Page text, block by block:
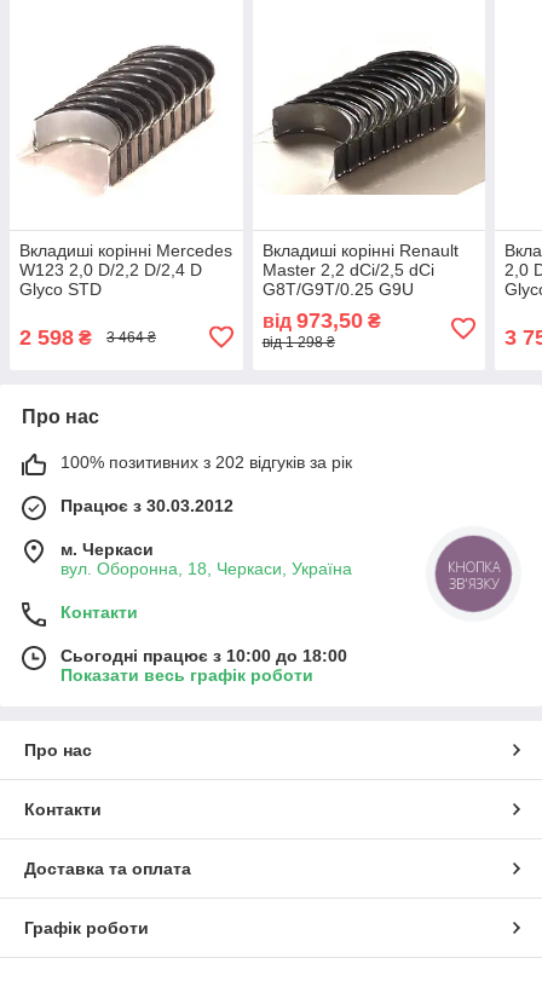
Вкладиші корінні Mercedes
W123 2,0 D/2,2 D/2,4 D
Glyco STD
2 598 ₴ 3 464 ₴
Вкладиші корінні Renault
Master 2,2 dCi/2,5 dCi
G8T/G9T/0.25 G9U
від 973,50₴
від 1 298 ₴
2,0
3
Про нас
100% позитивних з 202 відгуків за рік
Працює з 30.03.2012
м. Черкаси
вул. Оборонна, 18, Черкаси, Україна
Контакти
Сьогодні працює з 10:00 до 18:00
Показати весь графік роботи
Про нас
Контакти
Доставка та оплата
Графік роботи
КНОПКА
ЗВ'ЯЗКУ